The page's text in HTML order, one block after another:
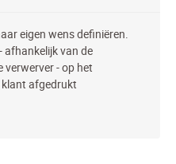
eigen wens definiëren.
afhankelijk van de
verwerver - op het
afgedrukt